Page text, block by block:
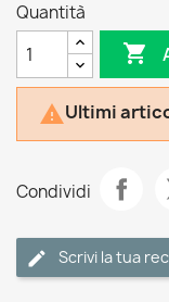
Quantità

Ultimi
Condividi
Scrivi la tua